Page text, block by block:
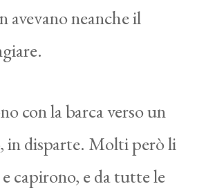
avevano neanche il
con la barca verso un
in disparte. Molti però li
capirono, e da tutte le